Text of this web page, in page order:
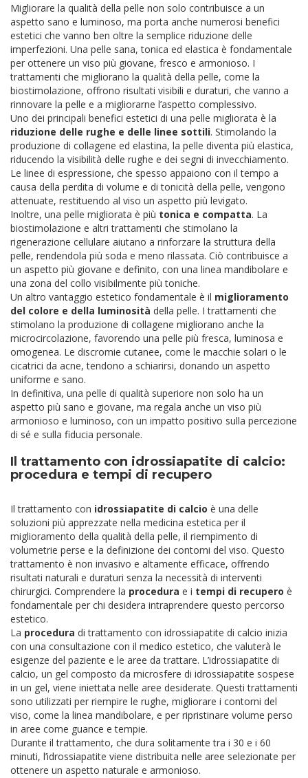
Migliorare la qualità della pelle non solo contribuisce a un
aspetto sano e luminoso, ma porta anche numerosi benefici
estetici che vanno ben oltre la semplice riduzione delle
imperfezioni. Una pelle sana, tonica ed elastica è fondamentale
per ottenere un viso più giovane, fresco e armonioso. I
trattamenti che migliorano la qualità della pelle, come la
biostimolazione, offrono risultati visibili e duraturi, che vanno a
rinnovare la pelle e a migliorarne l’aspetto complessivo.
Uno dei principali benefici estetici di una pelle migliorata è la
riduzione delle rughe e delle linee sottili. Stimolando la
produzione di collagene ed elastina, la pelle diventa più elastica,
riducendo la visibilità delle rughe e dei segni di invecchiamento.
Le linee di espressione, che spesso appaiono con il tempo a
causa della perdita di volume e di tonicità della pelle, vengono
attenuate, restituendo al viso un aspetto più levigato.
Inoltre, una pelle migliorata è più tonica e compatta. La
biostimolazione e altri trattamenti che stimolano la
rigenerazione cellulare aiutano a rinforzare la struttura della
pelle, rendendola più soda e meno rilassata. Ciò contribuisce a
un aspetto più giovane e definito, con una linea mandibolare e
una zona del collo visibilmente più toniche.
Un altro vantaggio estetico fondamentale è il miglioramento
del colore e della luminosità della pelle. I trattamenti che
stimolano la produzione di collagene migliorano anche la
microcircolazione, favorendo una pelle più fresca, luminosa e
omogenea. Le discromie cutanee, come le macchie solari o le
cicatrici da acne, tendono a schiarirsi, donando un aspetto
uniforme e sano.
In definitiva, una pelle di qualità superiore non solo ha un
aspetto più sano e giovane, ma regala anche un viso più
armonioso e luminoso, con un impatto positivo sulla percezione
di sé e sulla fiducia personale.
Il trattamento con idrossiapatite di calcio:
procedura e tempi di recupero
Il trattamento con idrossiapatite di calcio è una delle
soluzioni più apprezzate nella medicina estetica per il
miglioramento della qualità della pelle, il riempimento di
volumetrie perse e la definizione dei contorni del viso. Questo
trattamento è non invasivo e altamente efficace, offrendo
risultati naturali e duraturi senza la necessità di interventi
chirurgici. Comprendere la procedura e i tempi di recupero è
fondamentale per chi desidera intraprendere questo percorso
estetico.
La procedura di trattamento con idrossiapatite di calcio inizia
con una consultazione con il medico estetico, che valuterà le
esigenze del paziente e le aree da trattare. L’idrossiapatite di
calcio, un gel composto da microsfere di idrossiapatite sospese
in un gel, viene iniettata nelle aree desiderate. Questi trattamenti
sono utilizzati per riempire le rughe, migliorare i contorni del
viso, come la linea mandibolare, e per ripristinare volume perso
in aree come guance e tempie.
Durante il trattamento, che dura solitamente tra i 30 e i 60
minuti, l’idrossiapatite viene distribuita nelle aree selezionate per
ottenere un aspetto naturale e armonioso.